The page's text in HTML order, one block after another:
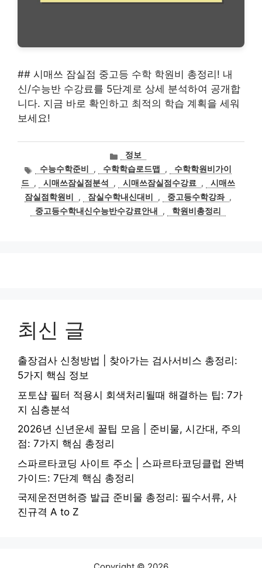
## 시매쓰 잠실점 중고등 수학 학원비 총정리! 내
신/수능반 수강료를 5단계로 상세 분석하여 공개합
니다. 지금 바로 확인하고 최적의 학습 계획을 세워
보세요!
카
테
고
리
정보
태수능수학준비 , 수학학습로드맵 ,
수학학원비가이
드 , 시매쓰잠실점분석 , 시매쓰잠실점수강료 ,
시매쓰
잠실점학원비
, 잠실수학내신대비 , 중고등수학강좌 ,
중고등수학내신수능반수강료안내
, 학원비총정리
최신 글
출장검사 신청방법 | 찾아가는 검사서비스 총정리:
5가지 핵심 정보
포토샵 필터 적용시 회색처리될때 해결하는 팁: 7가
지 심층분석
2026년 신년운세 꿀팁 모음 | 준비물, 시간대, 주의
점: 7가지 핵심 총정리
스파르타코딩 사이트 주소 | 스파르타코딩클럽 완벽
가이드: 7단계 핵심 총정리
국제운전면허증 발급 준비물 총정리: 필수서류, 사
진규격 A to Z